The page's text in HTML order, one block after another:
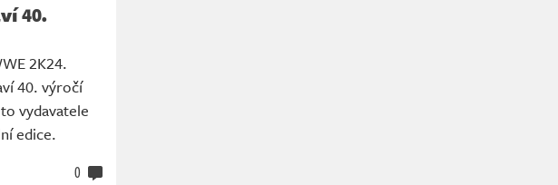
40.
2K24.
40. výročí
vydavatele
edice.
0